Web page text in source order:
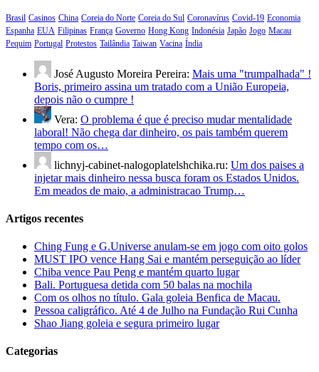
Brasil Casinos China Coreia do Norte Coreia do Sul Coronavírus Covid-19 Economia
Espanha EUA Filipinas França Governo Hong Kong Indonésia Japão Jogo Macau
Pequim Portugal Protestos Tailândia Taiwan Vacina Índia
José Augusto Moreira Pereira: Mais uma "trumpalhada" !
Boris, primeiro assina um tratado com a União Europeia,
depois não o cumpre !
Vera: O problema é que é preciso mudar mentalidade
laboral! Não chega dar dinheiro, os pais também querem
tempo com os…
lichnyj-cabinet-nalogoplatelshchika.ru: Um dos paises a
injetar mais dinheiro nessa busca foram os Estados Unidos.
Em meados de maio, a administracao Trump…
Artigos recentes
Ching Fung e G.Universe anulam-se em jogo com oito golos
MUST IPO vence Hang Sai e mantém perseguição ao líder
Chiba vence Pau Peng e mantém quarto lugar
Bali. Portuguesa detida com 50 balas na mochila
Com os olhos no título. Gala goleia Benfica de Macau.
Pessoa caligráfico. Até 4 de Julho na Fundação Rui Cunha
Shao Jiang goleia e segura primeiro lugar
Categorias